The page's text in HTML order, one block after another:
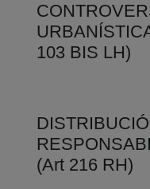
103 BIS LH)
(Art 216 RH)